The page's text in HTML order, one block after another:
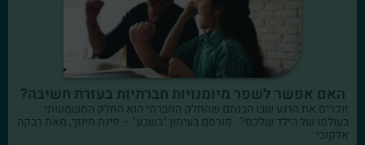
האם אפשר לשפר מיומנויות חברתיות בעזרת חשיבה?
זוכרים את הרגע שבו הבנתם שהחלק החברתי הוא החלק המשמעותי
בעולמו של הילד שלכם? פורסם בעיתון "בשבע" – פינת חינוך, מאת רבקה
אלקובי